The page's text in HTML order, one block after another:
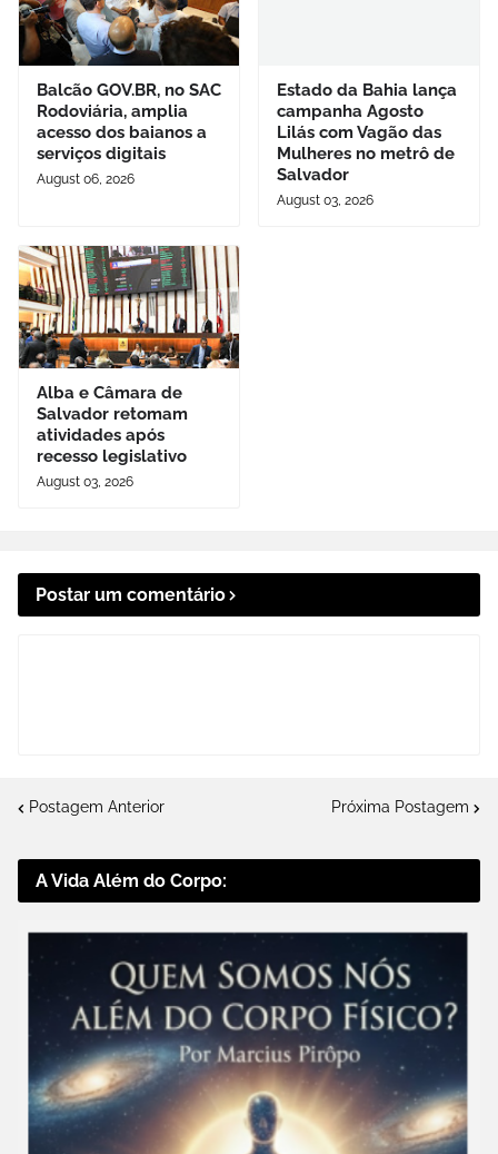
Balcão GOV.BR, no SAC
Rodoviária, amplia
acesso dos baianos a
serviços digitais
August 06, 2026
Estado da Bahia lança
campanha Agosto
Lilás com Vagão das
Mulheres no metrô de
Salvador
August 03, 2026
Alba e Câmara de
Salvador retomam
atividades após
recesso legislativo
August 03, 2026
Postar um comentário
Postagem Anterior Próxima Postagem
A Vida Além do Corpo: